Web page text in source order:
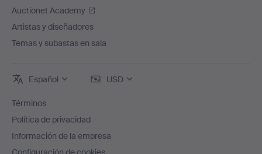
Auctionet Academy
Artistas y diseñadores
Temas y subastas en sala
Español USD
Términos
Política de privacidad
Información de la empresa